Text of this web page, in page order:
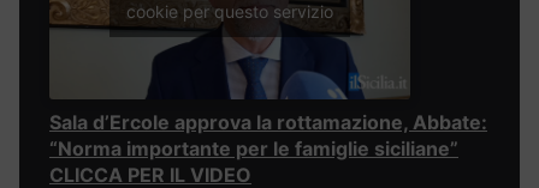
cookie per questo servizio
Sala d’Ercole approva la rottamazione, Abbate:
“Norma importante per le famiglie siciliane”
CLICCA PER IL VIDEO